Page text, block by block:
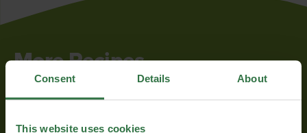
Consent Details About
This website uses cookies
More Recipes...